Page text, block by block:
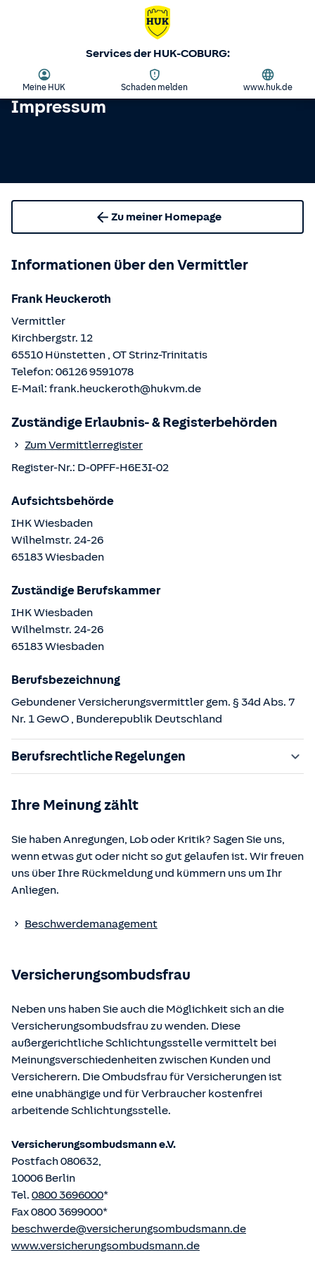
Services der HUK-COBURG:
Meine HUK Schaden melden www.huk.de
Impressum
Zu meiner Homepage
Informationen über den Vermittler
Frank Heuckeroth
Vermittler
Kirchbergstr. 12
65510 Hünstetten , OTStrinz-Trinitatis
Telefon: 06126 9591078
E-Mail: frank.heuckeroth@hukvm.de
Zuständige Erlaubnis- & Registerbehörden
Zum Vermittlerregister
Register-Nr.: D-0PFF-H6E3I-02
Aufsichtsbehörde
IHK Wiesbaden
Wilhelmstr. 24-26
65183Wiesbaden
Zuständige Berufskammer
IHK Wiesbaden
Wilhelmstr. 24-26
65183Wiesbaden
Berufsbezeichnung
Gebundener Versicherungsvermittler gem. § 34d Abs. 7
Nr. 1 GewO , Bunderepublik Deutschland
Berufsrechtliche Regelungen
§§ 59 – 68 Gesetz über den Versicherungsvertrag
§ 48b Versicherungsaufsichtsgesetz (VAG)
Verordnung über die Versicherungsvermittlung und -
Die berufsrechtlichen Regelungen können über die vom
eingesehen und abgerufen werden.
Ihre Meinung zählt
Sie haben Anregungen, Lob oder Kritik? Sagen Sie uns,
wenn etwas gut oder nicht so gut gelaufen ist. Wir freuen
uns über Ihre Rückmeldung und kümmern uns um Ihr
Anliegen.
Beschwerdemanagement
Versicherungsombudsfrau
Neben uns haben Sie auch die Möglichkeit sich an die
Versicherungsombudsfrau zu wenden. Diese
außergerichtliche Schlichtungsstelle vermittelt bei
Meinungsverschiedenheiten zwischen Kunden und
Versicherern. Die Ombudsfrau für Versicherungen ist
eine unabhängige und für Verbraucher kostenfrei
arbeitende Schlichtungsstelle.
Versicherungsombudsmann e.V.
Postfach 080632,
10006 Berlin
Tel. 0800 3696000*
Fax 0800 3699000*
beschwerde@versicherungsombudsmann.de
www.versicherungsombudsmann.de